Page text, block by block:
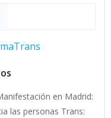
en Madrid:
las personas Trans: